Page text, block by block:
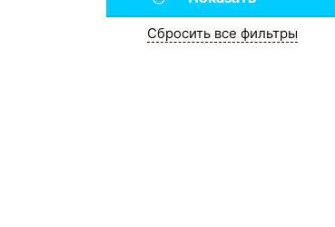
Сбросить все фильтры